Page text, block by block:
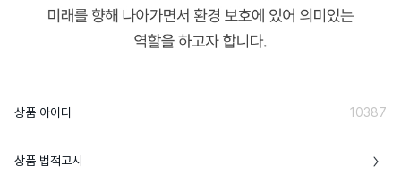
상품 아이디 10387
상품 법적고시